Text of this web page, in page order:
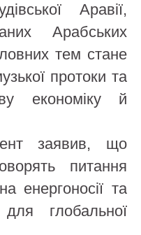
Аравії,
Арабських
тем стане
протоки та
економіку й
заявив, що
питання
енергоносії та
глобальної